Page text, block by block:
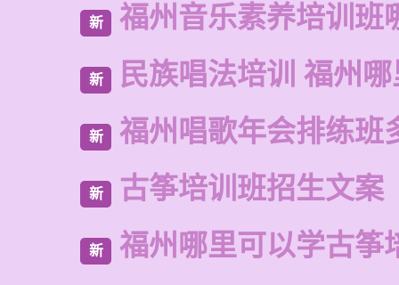
新 福州音乐素养培训班
新 民族唱法培训 福州
新 福州唱歌年会排练班
新 古筝培训班招生文案
新 福州哪里可以学古筝